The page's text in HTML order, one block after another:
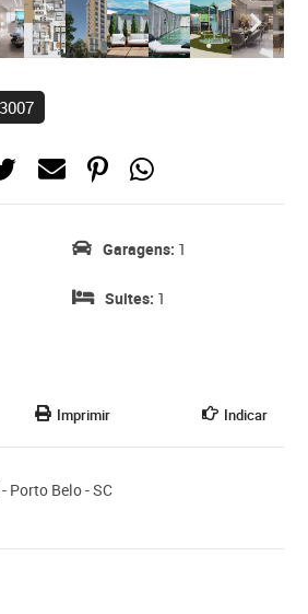
Garagens: 1
Suites: 1
Imprimir Indicar
- Porto Belo - SC